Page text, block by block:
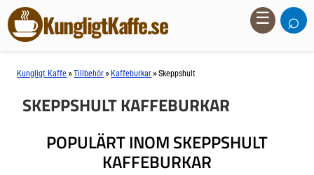
KungligtKaffe.se ☰ ⌕
Kungligt Kaffe »Tillbehör » Kaffeburkar »Skeppshult
SKEPPSHULT KAFFEBURKAR
POPULÄRT INOM SKEPPSHULT
KAFFEBURKAR